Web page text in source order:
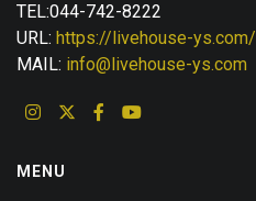
TEL:044-742-8222
URL: https://livehouse-ys.com/
MAIL: info@livehouse-ys.com
MENU